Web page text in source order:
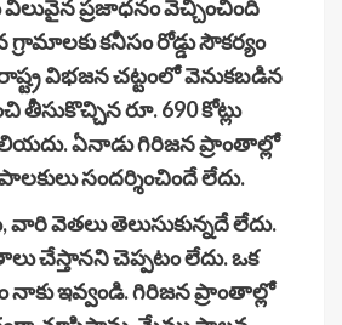
విలువైన ప్రజాధనం వెచ్చించింది
కనీసం రోడ్డు సౌకర్యం
విభజన చట్టంలో వెనుకబడిన
తీసుకొచ్చిన రూ. 690 కోట్లు
ఏనాడు గిరిజన ప్రాంతాల్లో
సందర్శించిందే లేదు.
వారి వెతలు తెలుసుకున్నదే లేదు.
చేస్తానని చెప్పటం లేదు. ఒక
ఇవ్వండి. గిరిజన ప్రాంతాల్లో